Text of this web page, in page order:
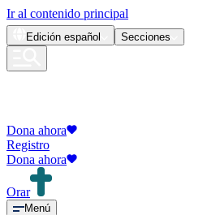
Ir al contenido principal
Edición español Secciones
Dona ahora
Registro
Dona ahora
Orar
Menú